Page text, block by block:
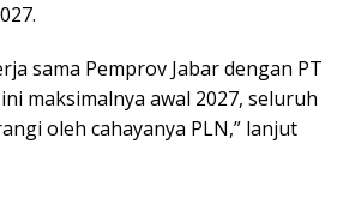
sama Pemprov Jabar dengan PT
maksimalnya awal 2027, seluruh
oleh cahayanya PLN,” lanjut